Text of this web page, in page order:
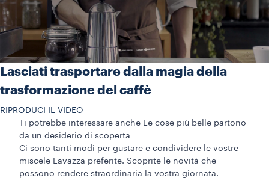
Lasciati trasportare dalla magia della
trasformazione del caffè
RIPRODUCI IL VIDEO
Ti potrebbe interessare anche Le cose più belle partono
da un desiderio di scoperta
Ci sono tanti modi per gustare e condividere le vostre
miscele Lavazza preferite. Scoprite le novità che
possono rendere straordinaria la vostra giornata.